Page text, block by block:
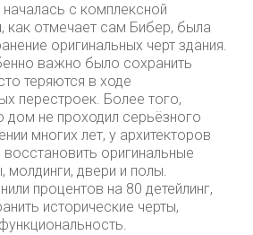
с комплексной
как отмечает сам Бибер, была
оригинальных черт здания.
важно было сохранить
теряются в ходе
перестроек. Более того,
дом не проходил серьёзного
многих лет, у архитекторов
оригинальные
молдинги, двери и полы.
процентов на 80 детейлинг,
исторические черты,